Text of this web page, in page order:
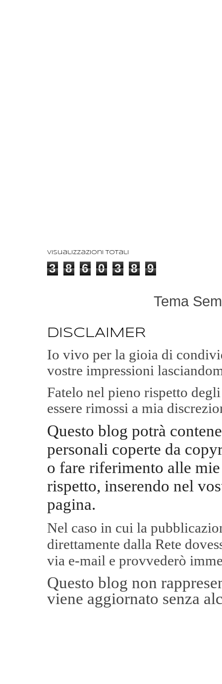
Visualizzazioni totali
3 8 6 0 3 8 9
Tema
DISCLAIMER
Io vivo per la gioia di
vostre impressioni
Fatelo nel pieno rispetto
essere rimossi a mia
Questo blog potrà
personali coperte da
o fare riferimento alle
rispetto, inserendo nel
pagina.
Nel caso in cui la
direttamente dalla Rete
via e-mail e provvederò
Questo blog non
viene aggiornato senza